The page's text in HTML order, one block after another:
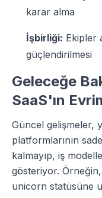
karar alma
İşbirliği: Ekipler
güçlendirilmesi
Geleceğe
SaaS'ın
Güncel gelişmeler,
platformlarının
kalmayıp, iş
gösteriyor.
unicorn statüsüne